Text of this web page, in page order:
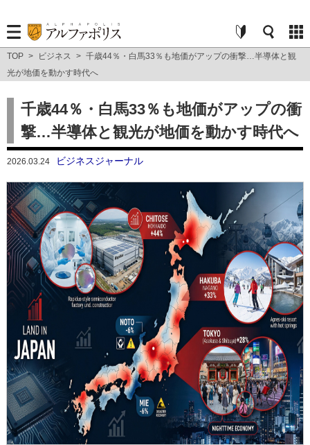
TOP > ビジネス > 千歳44％・白馬33％も地価がアップの衝撃…半導体と観
光が地価を動かす時代へ
千歳44％・白馬33％も地価がアップの衝
撃…半導体と観光が地価を動かす時代へ
2026.03.24 ビジネスジャーナル